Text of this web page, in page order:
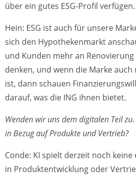
über ein gutes ESG-Profil verfügen.
Hein: ESG ist auch für unsere
sich den Hypothekenmarkt
und Kunden mehr an
denken, und wenn die Marke
ist, dann schauen
darauf, was die ING ihnen bietet.
Wenden wir uns dem digitalen Teil
in Bezug auf Produkte und Vertrieb?
Conde: KI spielt derzeit noch
in Produktentwicklung oder